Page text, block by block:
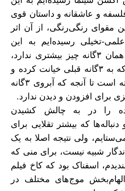
و عاشقانه و داستان قوی
مقوای رنگی‌رنگی، از آن اثر
تخیلی رسیده‌ایم به این
فیلمی که جز ایده‌های همان ۳گانه چیز بیشتری ندارد،
ماتریکس ۴ اگر نگویم که به ۳گانه قبلی خیانت کرده و
عقب‌گردی فاحش داشته است تا آنجه که آبروی ۳گانه
برای افزودن و دیدن ندارد.
را در به چالش کشیدن
که بیشتر تقلایی برای
ولی نتیجه اصلا به یک
شبیه نیست، برای منی که
می‌پسندیدم، اسفناک بود که کاخ فیلم
موج‌های مختلف در